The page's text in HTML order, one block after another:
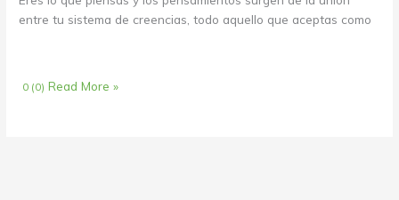
entre tu sistema de creencias, todo aquello que aceptas como
0 (0) Read More »